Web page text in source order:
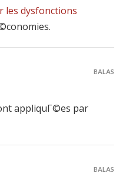
les dysfonctions
appliquГ©es par
BALAS
BALAS